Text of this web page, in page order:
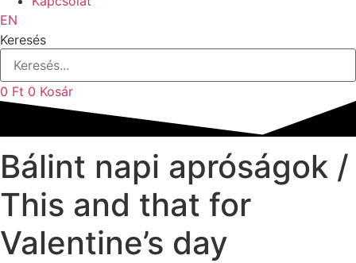
EN
Keresés
0 Ft 0 Kosár
Bálint napi apróságok /
This and that for
Valentine’s day